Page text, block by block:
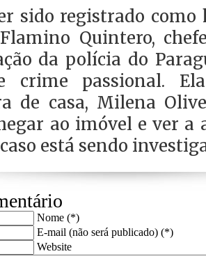
sido registrado como
Quintero,
da polícia do
crime passional.
de casa, Milena
ao imóvel e ver a
está sendo
Nome (*)
E-mail (não será publicado) (*)
Website